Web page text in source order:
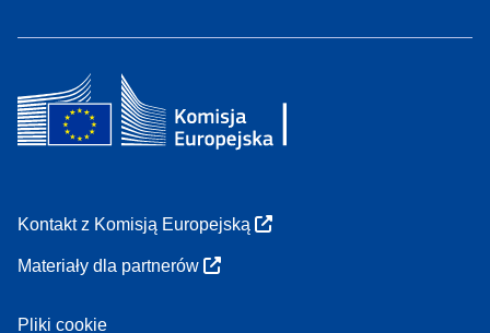
Kontakt z Komisją Europejską
Materiały dla partnerów
Pliki cookie